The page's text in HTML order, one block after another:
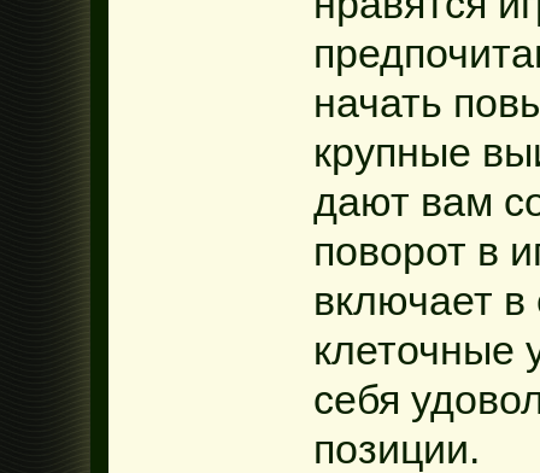
начать
крупные
дают вам
поворот в
включает
клеточные
себя
позиции.